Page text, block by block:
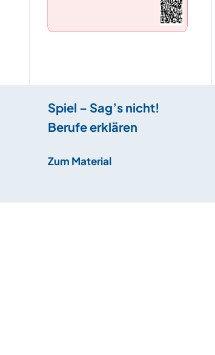
Spiel – Sag’s nicht!
Berufe erklären
Zum Material